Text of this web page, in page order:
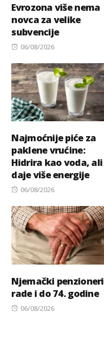
Evrozona više nema
novca za velike
subvencije
Posted
06/08/2026
Najmoćnije piće za
paklene vrućine:
Hidrira kao voda, ali
daje više energije
Posted
06/08/2026
Njemački penzioneri
rade i do 74. godine
Posted
06/08/2026